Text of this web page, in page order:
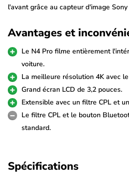
l'avant grâce au capteur d'image
cette N4 Pro en la connectant avec le
en option.
4K + 2x FullHD avec
Ce Vantrue N4 Pro enregistre en 4K
sur la caméra avant. Grâce au WDR
enregistrements ont un très bon
est reconnaissable même dans
Avantages et
Le N4 Pro filme entièrement
voiture.
La meilleure résolution 4K avec
Grand écran LCD de 3,2 pouces.
Extensible avec un filtre CPL et
Le filtre CPL et le bouton
standard.
Spécifications